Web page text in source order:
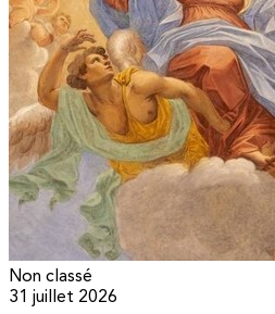
Non classé
31 juillet 2026